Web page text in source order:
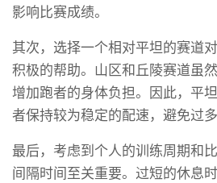
影响比赛成绩。
其次，选择一个相对平坦的赛道
积极的帮助。山区和丘陵赛道虽
增加跑者的身体负担。因此，平
者保持较为稳定的配速，避免过多
最后，考虑到个人的训练周期和
间隔时间至关重要。过短的休息